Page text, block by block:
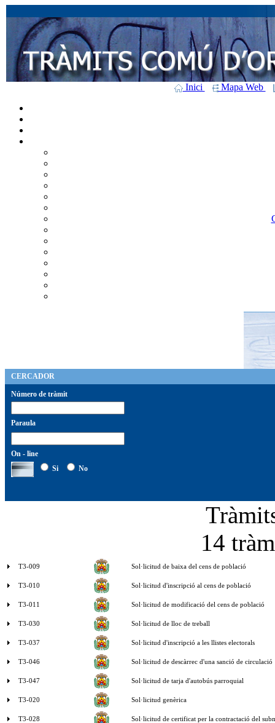
Inici Mapa Web
CERCADOR
Número de tràmit
Paraula
On - line
Si
No
14
T3-009 Sol·licitud de baixa del cens de població
T3-010 Sol·licitud d'inscripció al cens de població
T3-011 Sol·licitud de modificació del cens de població
T3-030 Sol·licitud de lloc de treball
T3-037 Sol·licitud d'inscripció a les llistes electorals
T3-046 Sol·licitud de descàrrec d'una sanció de circulació
T3-047 Sol·licitud de tarja d'autobús parroquial
T3-020 Sol·licitud genèrica
T3-028 Sol·licitud de certificat per la contractació del